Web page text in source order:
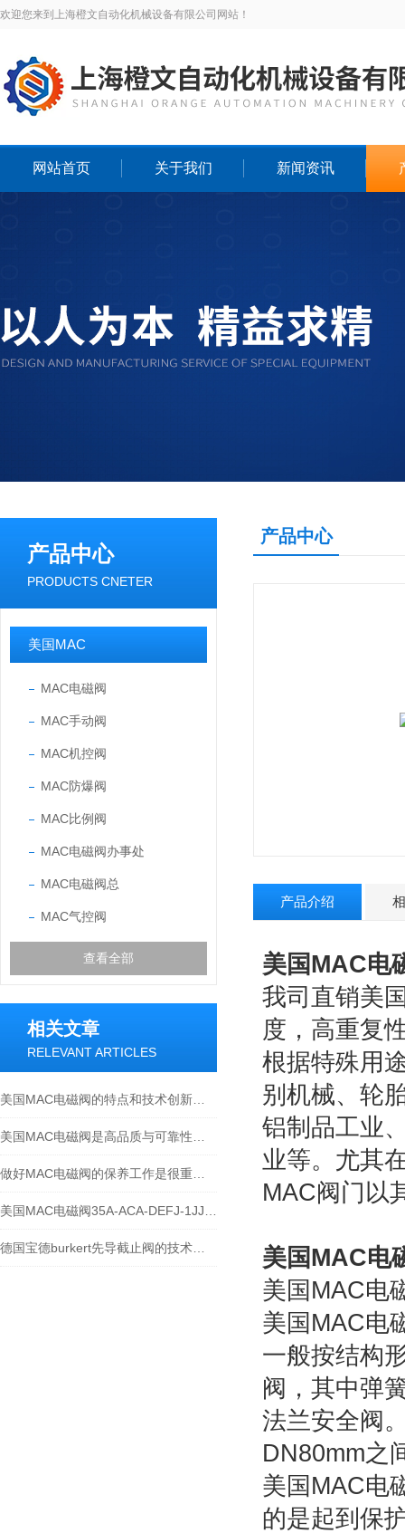
欢迎您来到上海橙文自动化机械设备有限公司网站！
网站首页 关于我们 新闻资讯
产品中心
PRODUCTS CNETER
美国MAC
MAC电磁阀
MAC手动阀
MAC机控阀
MAC防爆阀
MAC比例阀
MAC电磁阀办事处
MAC电磁阀总
MAC气控阀
查看全部
相关文章
RELEVANT ARTICLES
产品中心
产品介绍
美国MAC电
我司直销美
度，高重复
根据特殊用
别机械、轮
铝制品工业
业等。尤其
MAC阀门以
美国MAC电
美国MAC电
美国MAC电
一般按结构
阀，其中弹
法兰安全阀
DN80mm之
美国MAC电
的是起到保